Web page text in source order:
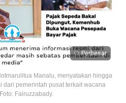
Perbesar
Manalu, menyatakan hingga
dari pemerintah pusat terkait wacana
Fairuzzabady.